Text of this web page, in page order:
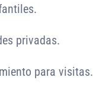
privadas.
para visitas.